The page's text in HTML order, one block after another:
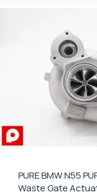
PURE BMW N55
Waste Gate